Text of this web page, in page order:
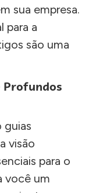
sua empresa.
para a
são uma
Profundos
guias
visão
para o
você um